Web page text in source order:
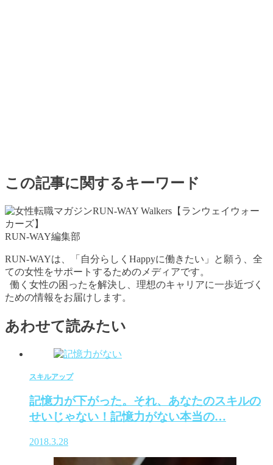
この記事に関するキーワード
RUN-WAY編集部
RUN-WAYは、「自分らしくHappyに働きたい」と願う、全
ての女性をサポートするためのメディアです。
働く女性の困ったを解決し、理想のキャリアに一歩近づく
ための情報をお届けします。
あわせて読みたい
スキルアップ
記憶力が下がった。それ、あなたのスキルの
せいじゃない！記憶力がない本当の…
2018.3.28